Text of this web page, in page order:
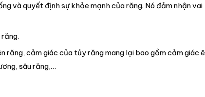
và quyết định sự khỏe mạnh của răng. Nó đảm nhận vai
cảm giác của tủy răng mang lại bao gồm cảm giác ê
sâu răng,…